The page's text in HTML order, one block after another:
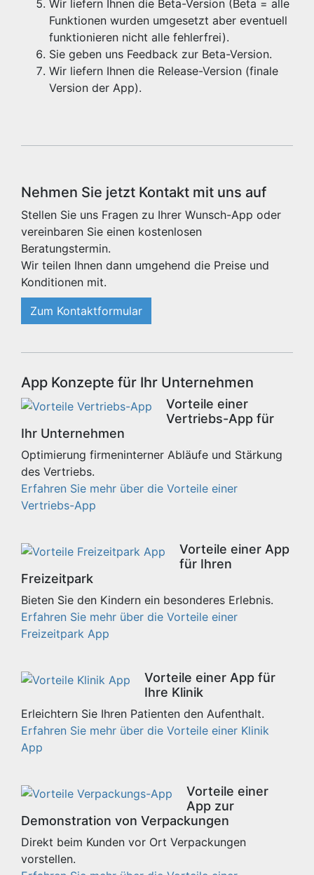
Wir liefern Ihnen die Beta-Version (Beta = alle
Funktionen wurden umgesetzt aber eventuell
funktionieren nicht alle fehlerfrei).
Sie geben uns Feedback zur Beta-Version.
Wir liefern Ihnen die Release-Version (finale
Version der App).
Nehmen Sie jetzt Kontakt mit uns auf
Stellen Sie uns Fragen zu Ihrer Wunsch-App oder
vereinbaren Sie einen kostenlosen
Beratungstermin.
Wir teilen Ihnen dann umgehend die Preise und
Konditionen mit.
Zum Kontaktformular
App Konzepte für Ihr Unternehmen
Vorteile einer
Vertriebs-App für
Ihr Unternehmen
Optimierung firmeninterner Abläufe und Stärkung
des Vertriebs.
Erfahren Sie mehr über die Vorteile einer
Vertriebs-App
Vorteile einer App
für Ihren
Freizeitpark
Bieten Sie den Kindern ein besonderes Erlebnis.
Erfahren Sie mehr über die Vorteile einer
Freizeitpark App
Vorteile einer App für
Ihre Klinik
Erleichtern Sie Ihren Patienten den Aufenthalt.
Erfahren Sie mehr über die Vorteile einer Klinik
App
Vorteile einer
App zur
Demonstration von Verpackungen
Direkt beim Kunden vor Ort Verpackungen
vorstellen.